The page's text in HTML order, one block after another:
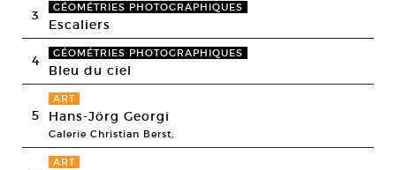
3 GÉOMÉTRIES PHOTOGRAPHIQUES
Escaliers
4 GÉOMÉTRIES PHOTOGRAPHIQUES
Bleu du ciel
5
ART
Hans-Jörg Georgi
Galerie Christian Berst,
ART